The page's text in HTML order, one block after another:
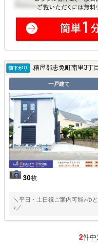
値下がり 糟屋郡志免町南里3丁
一戸建て
30枚
＼平日・土日祝ご案内可能♪ゆ
♪／
2件中